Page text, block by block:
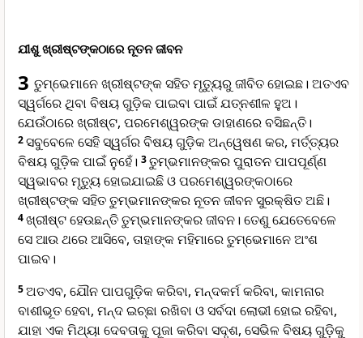
ଯୀଶୁ ଖ୍ରୀଷ୍ଟଙ୍କଠାରେ ନୂତନ ଜୀବନ
3 ତୁମ୍ଭେମାନେ ଖ୍ରୀଷ୍ଟଙ୍କ ସହିତ ମୃତ୍ୟୁରୁ ଜୀବିତ ହୋଇଛ। ଅତଏବ
ସ୍ୱର୍ଗରେ ଥିବା ବିଷୟ ଗୁଡ଼ିକ ପାଇବା ପାଇଁ ଯତ୍ନଶୀଳ ହୁଅ।
ଯେଉଁଠାରେ ଖ୍ରୀଷ୍ଟ, ପରମେଶ୍ୱରଙ୍କ ଡାହାଣରେ ବସିଛନ୍ତି।
2ସବୁବେଳେ ସେହି ସ୍ୱର୍ଗର ବିଷୟ ଗୁଡ଼ିକ ଅନ୍ୱେଷଣ କର, ମର୍ତ୍ତ୍ୟର
ବିଷୟ ଗୁଡ଼ିକ ପାଇଁ ନୁହେଁ। 3ତୁମ୍ଭମାନଙ୍କର ପୁରାତନ ପାପପୂର୍ଣ୍ଣ
ସ୍ୱଭାବର ମୃତ୍ୟୁ ହୋଇଯାଇଛି ଓ ପରମେଶ୍ୱରଙ୍କଠାରେ
ଖ୍ରୀଷ୍ଟଙ୍କ ସହିତ ତୁମ୍ଭମାନଙ୍କର ନୂତନ ଜୀବନ ସୁରକ୍ଷିତ ଅଛି।
4ଖ୍ରୀଷ୍ଟ ହେଉଛନ୍ତି ତୁମ୍ଭମାନଙ୍କର ଜୀବନ। ତେଣୁ ଯେତେବେଳେ
ସେ ଆଉ ଥରେ ଆସିବେ, ତାହାଙ୍କ ମହିମାରେ ତୁମ୍ଭେମାନେ ଅଂଶ
ପାଇବ।
5ଅତଏବ, ଯୌନ ପାପଗୁଡ଼ିକ କରିବା, ମନ୍ଦକର୍ମ କରିବା, କାମନାର
ବାଶୀଭୂତ ହେବା, ମନ୍ଦ ଇଚ୍ଛା ରଖିବା ଓ ସର୍ବଦା ଲୋଭୀ ହୋଇ ରହିବା,
ଯାହା ଏକ ମିଥ୍ୟା ଦେବତାକୁ ପୂଜା କରିବା ସଦୃଶ, ସେଭିଳ ବିଷୟ ଗୁଡ଼ିକୁ